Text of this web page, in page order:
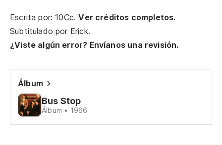
Escrita por: 10Cc.Ver créditos completos.
Subtitulado por Erick.
¿Viste algún error? Envíanos una revisión.
Álbum
Bus Stop
Álbum • 1966